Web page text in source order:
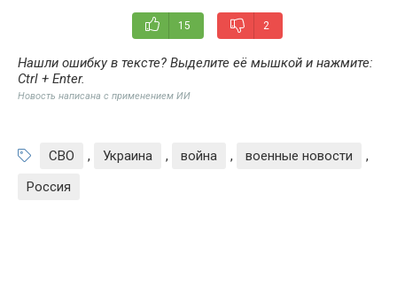
15 2
Нашли ошибку в тексте? Выделите её мышкой и нажмите:
Ctrl + Enter.
Новость написана с применением ИИ
СВО , Украина , война , военные новости
,
Россия